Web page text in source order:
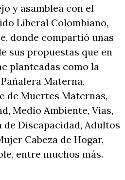
y asamblea con el
Liberal Colombiano,
donde compartió unas
sus propuestas que en
planteadas como la
Materna,
de Muertes Maternas,
Medio Ambiente, Vías,
Discapacidad, Adultos
Cabeza de Hogar,
entre muchos más.